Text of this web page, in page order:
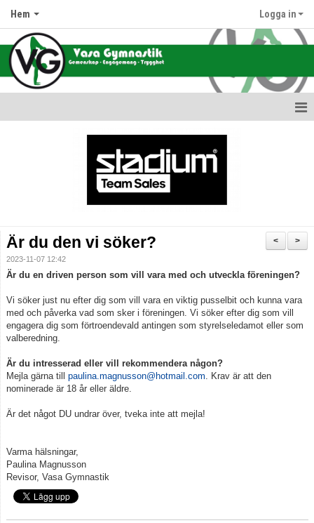
Hem Logga in
Terminsdata & Grupper
Hallar & Lokaler
Medlemskap
Vill du bli tränare?
Beställ föreningskläder
Kontakt
Vanliga frågor
>
<
Är du den vi söker?
2023-11-07 12:42
Är du en driven person som vill vara med och utveckla föreningen?
Vi söker just nu efter dig som vill vara en viktig pusselbit och kunna vara
med och påverka vad som sker i föreningen. Vi söker efter dig som vill
engagera dig som förtroendevald antingen som styrelseledamot eller som
valberedning.
Är du intresserad eller vill rekommendera någon?
Mejla gärna till paulina.magnusson@hotmail.com. Krav är att den
nominerade är 18 år eller äldre.
Är det något DU undrar över, tveka inte att mejla!
Varma hälsningar,
Paulina Magnusson
Revisor, Vasa Gymnastik